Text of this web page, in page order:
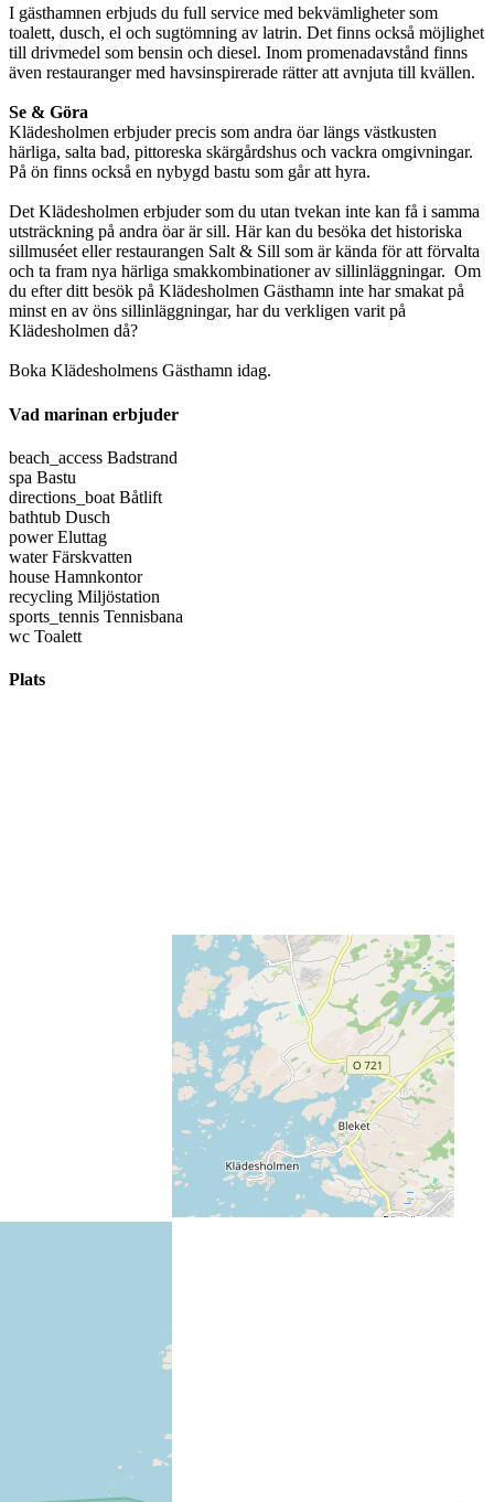
I gästhamnen erbjuds du full service med bekvämligheter som
toalett, dusch, el och sugtömning av latrin. Det finns också möjlighet
till drivmedel som bensin och diesel. Inom promenadavstånd finns
även restauranger med havsinspirerade rätter att avnjuta till kvällen.
Se & Göra
Klädesholmen erbjuder precis som andra öar längs västkusten
härliga, salta bad, pittoreska skärgårdshus och vackra omgivningar.
På ön finns också en nybygd bastu som går att hyra.
Det Klädesholmen erbjuder som du utan tvekan inte kan få i samma
utsträckning på andra öar är sill. Här kan du besöka det historiska
sillmuséet eller restaurangen Salt & Sill som är kända för att förvalta
och ta fram nya härliga smakkombinationer av sillinläggningar. Om
du efter ditt besök på Klädesholmen Gästhamn inte har smakat på
minst en av öns sillinläggningar, har du verkligen varit på
Klädesholmen då?
Boka Klädesholmens Gästhamn idag.
Vad marinan erbjuder
beach_access Badstrand
spa Bastu
directions_boat Båtlift
bathtub Dusch
power Eluttag
water Färskvatten
house Hamnkontor
recycling Miljöstation
sports_tennis Tennisbana
wc Toalett
Plats